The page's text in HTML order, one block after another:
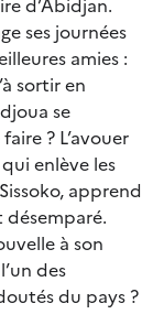
ses journées
amies :
sortir en
se
? L’avouer
enlève les
apprend
à son
des
du pays ?